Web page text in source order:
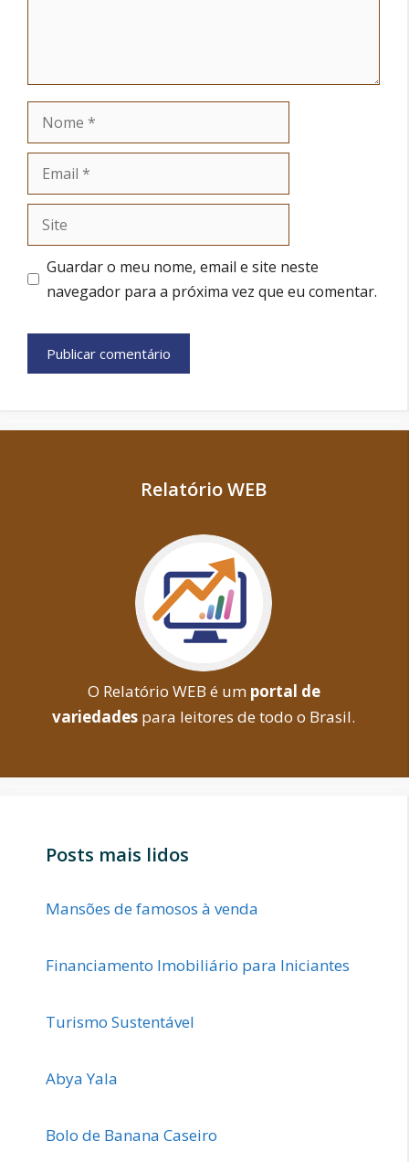
Nome
Email
Site
Guardar o meu nome, email e site neste
navegador para a próxima vez que eu comentar.
Relatório WEB
O Relatório WEB é um portal de
variedades para leitores de todo o Brasil.
Posts mais lidos
Mansões de famosos à venda
Financiamento Imobiliário para Iniciantes
Turismo Sustentável
Abya Yala
Bolo de Banana Caseiro